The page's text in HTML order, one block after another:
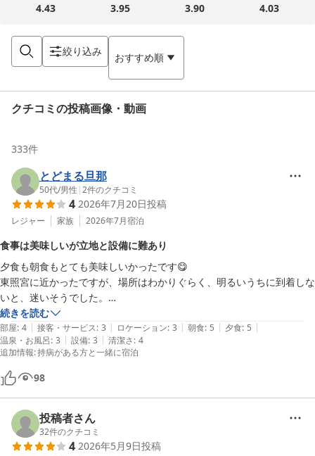
4.43 3.95 3.90 4.03
絞り込み おすすめ順
クチコミの投稿画像・動画
333件
とどまる旦那
50代/男性 |2件のクチコミ
4 2026年7月20日投稿
レジャー 家族 2026年7月宿泊
食事は美味しいが立地と設備に難あり
夕食も朝食もとても美味しいかったです😋
東照宮に近かったですが、場所はわかりぐらく、明るいうちに到着しな
いと、迷いそうでした。
あと、段差が多く足が悪い方にはお勧め出来ません。
あと、部屋は広く、綺麗でしたが、外湯は行きづらく、あまり綺麗でな
く、残念でした😢
続きを読む
部屋: 4 | 接客・サービス: 3 | ロケーション: 3 | 朝食: 5 | 夕食: 5 |
温泉・お風呂: 3 | 設備: 3 | 清潔さ: 4
追加情報:持病がある方と一緒に宿泊
98
投稿者さん
32件のクチコミ
4 2026年5月9日投稿